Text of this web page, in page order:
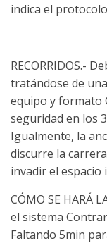
indica el
RECORRIDOS.-
tratándose de
equipo y formato
seguridad en los
Igualmente, la
discurre la
invadir el
CÓMO SE HARÁ
el sistema
Faltando 5min